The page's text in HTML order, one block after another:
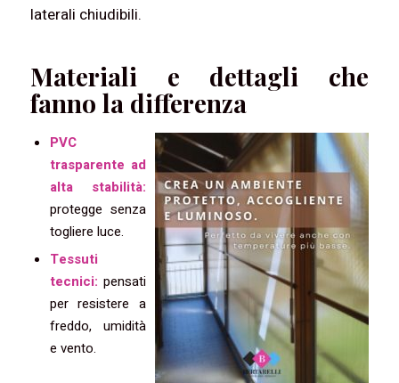
laterali chiudibili.
Materiali e dettagli che
fanno la differenza
PVC
trasparente ad
alta stabilità:
protegge senza
togliere luce.
Tessuti
tecnici: pensati
per resistere a
freddo, umidità
e vento.